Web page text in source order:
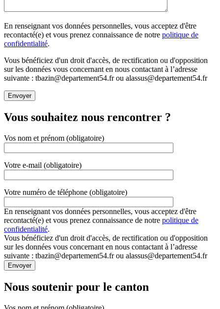
En renseignant vos données personnelles, vous acceptez d'être
recontacté(e) et vous prenez connaissance de notre politique de
confidentialité.
Vous bénéficiez d'un droit d'accès, de rectification ou d'opposition
sur les données vous concernant en nous contactant à l’adresse
suivante : tbazin@departement54.fr ou alassus@departement54.fr
Vous souhaitez nous rencontrer ?
Vos nom et prénom (obligatoire)
Votre e-mail (obligatoire)
Votre numéro de téléphone (obligatoire)
En renseignant vos données personnelles, vous acceptez d'être
recontacté(e) et vous prenez connaissance de notre politique de
confidentialité.
Vous bénéficiez d'un droit d'accès, de rectification ou d'opposition
sur les données vous concernant en nous contactant à l’adresse
suivante : tbazin@departement54.fr ou alassus@departement54.fr
Nous soutenir pour le canton